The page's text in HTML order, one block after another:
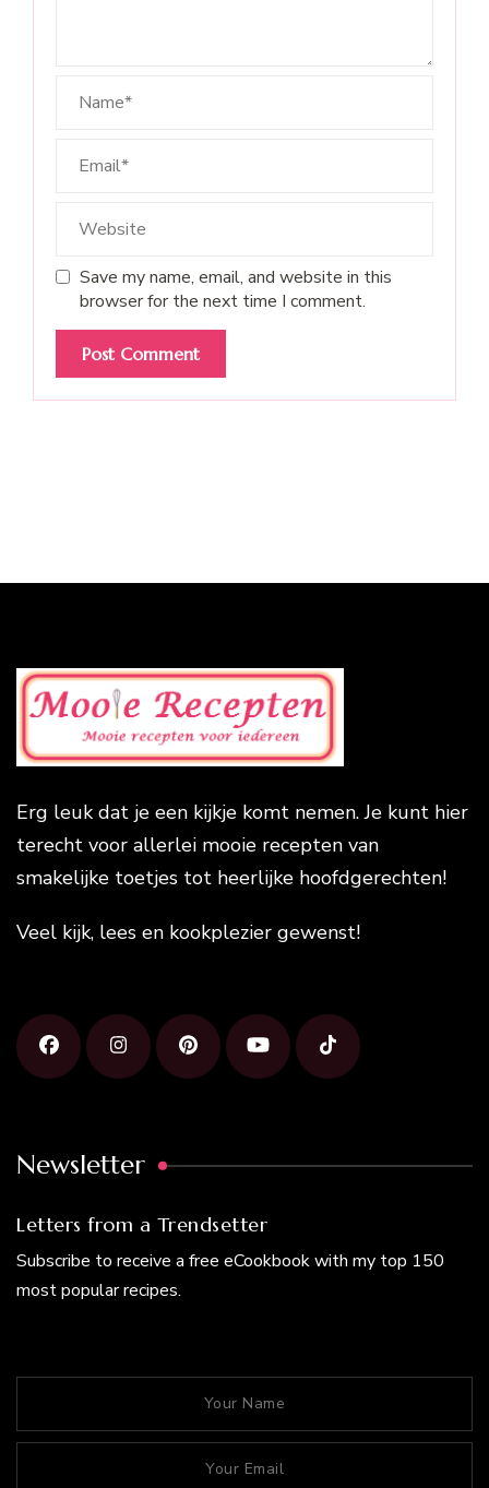
Save my name, email, and website in this
browser for the next time I comment.
Erg leuk dat je een kijkje komt nemen. Je kunt hier
terecht voor allerlei mooie recepten van
smakelijke toetjes tot heerlijke hoofdgerechten!
Veel kijk, lees en kookplezier gewenst!
Newsletter
Letters from a Trendsetter
Subscribe to receive a free eCookbook with my top 150
most popular recipes.